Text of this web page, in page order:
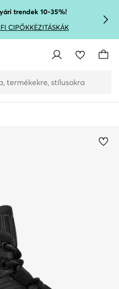
trendek 10-35%!
CIPŐKKÉZITÁSKÁK
termékekre, stílusokra